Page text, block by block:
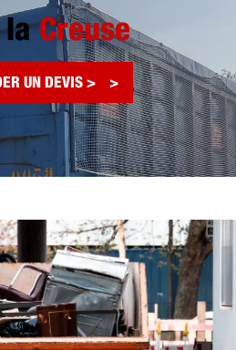
laCreuse
UN DEVIS >